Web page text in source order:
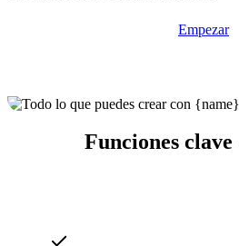
Empezar
Funciones